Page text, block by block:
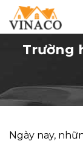
Trường
Ngày nay,